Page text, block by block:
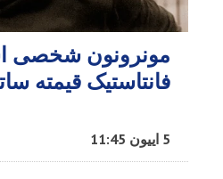
مونرونون شخصی
فانتاستیک قیمته
5 اییون 11:45